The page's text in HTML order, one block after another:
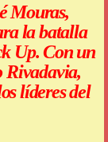
Mouras,
la batalla
Up. Con un
Rivadavia,
líderes del